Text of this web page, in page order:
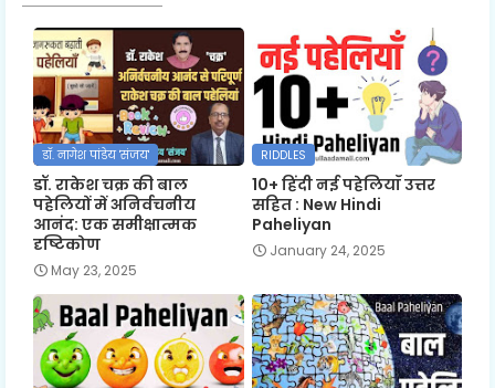
डॉ. नागेश पांडेय 'संजय'
डॉ. राकेश चक्र की बाल
पहेलियों में अनिर्वचनीय
आनंद: एक समीक्षात्मक
दृष्टिकोण
May 23, 2025
RIDDLES
10+ हिंदी नई पहेलियाँ उत्तर
सहित : New Hindi
Paheliyan
January 24, 2025